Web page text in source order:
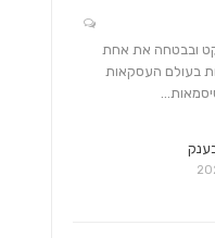
ובבטחה את אחת
בעולם העסקאות